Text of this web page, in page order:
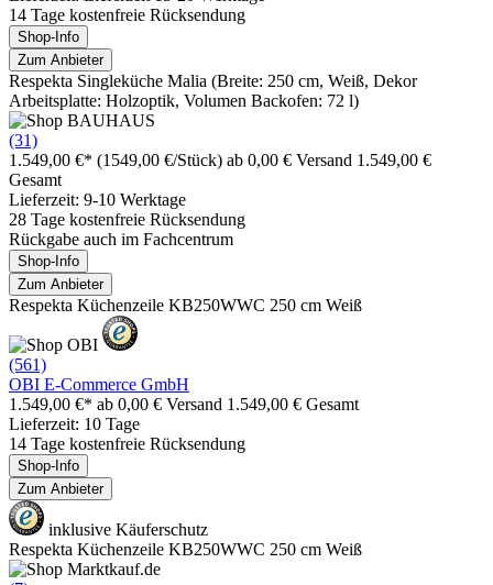
14 Tage kostenfreie Rücksendung
Shop-Info
Zum Anbieter
Respekta Singleküche Malia (Breite: 250 cm, Weiß, Dekor
Arbeitsplatte: Holzoptik, Volumen Backofen: 72 l)
(31)
1.549,00 €* (1549,00 €/Stück) ab 0,00 € Versand 1.549,00 €
Gesamt
Lieferzeit: 9-10 Werktage
28 Tage kostenfreie Rücksendung
Rückgabe auch im Fachcentrum
Shop-Info
Zum Anbieter
Respekta Küchenzeile KB250WWC 250 cm Weiß
(561)
OBI E-Commerce GmbH
1.549,00 €* ab 0,00 € Versand 1.549,00 € Gesamt
Lieferzeit: 10 Tage
14 Tage kostenfreie Rücksendung
Shop-Info
Zum Anbieter
inklusive Käuferschutz
Respekta Küchenzeile KB250WWC 250 cm Weiß